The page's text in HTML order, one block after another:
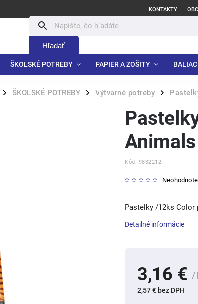
KONTAKTY
Hľadať
ŠKOLSKÉ POTREBY PAPIER A ZOŠITY
/ ŠKOLSKÉ POTREBY / Výtvarné potreby /
3,16 € /
2,57 € bez DPH
Kód: 9832212
Pastelky /12ks Color
Detailné informácie